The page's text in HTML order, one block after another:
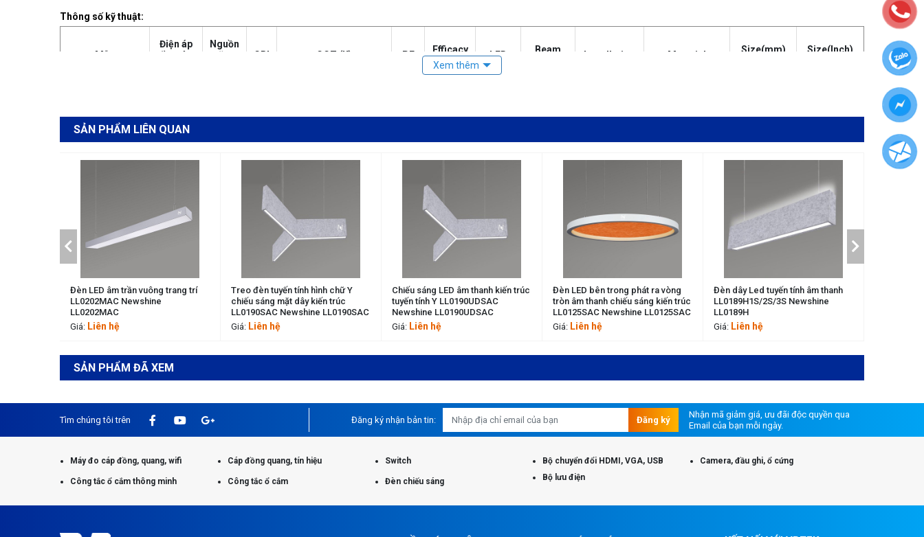
Thông số kỹ thuật:
Mẫu
Điện áp
đầu vào
Nguồn
năng
CRI CCT (K) PF
Efficacy
(LM/W)
LED
Beam
Installation Material
Size(mm)
Size(Inch)
AC120-
277V
50/60Hz
or
3000K/4000K/5000K ≥0.9 105 Osram 120 Suspended
LL0189H2S-1200 36W 53*288*1200 2.1*11.4*47.2
LL0189H3S-1200 36W 53*388*1200
2.1*15.3*47.2
LL0189H1UDS-
277V
50/60Hz
≥80
≥90
105 53*288*1200 2.1*11.4*47.2
LL0189H3UDS-
1200
53*388*1200 2.1*15.3*47.2
SẢN PHẨM LIÊN QUAN
Treo đèn tuyến tính hình chữ Y
chiếu sáng mặt dây kiến trúc
LL0190SAC Newshine LL0190SAC
Giá: Liên hệ
Chiếu sáng LED âm thanh kiến trúc
tuyến tính Y LL0190UDSAC
Newshine LL0190UDSAC
Giá: Liên hệ
Đèn LED bên trong phát ra vòng
tròn âm thanh chiếu sáng kiến trúc
LL0125SAC Newshine LL0125SAC
Giá: Liên hệ
Đèn dây Led tuyến tính âm thanh
LL0189H1S/2S/3S Newshine
LL0189H
Giá: Liên hệ
Đèn LED âm trần vuông trang trí
LL0202SAC Newshine LL0202SAC
Giá: Liên hệ
SẢN PHẨM ĐÃ XEM
Tìm chúng tôi trên Đăng ký nhận bản tin: Đăng ký
Nhận mã giảm giá, ưu đãi độc quyền qua
Email của bạn mỗi ngày.
Máy đo cáp đồng, quang, wifi Cáp đồng quang, tín hiệu Switch Bộ chuyển đổi HDMI, VGA, USB Camera, đầu ghi, ổ cứng
Công tắc ổ cắm thông minh Công tắc ổ cắm Đèn chiếu sáng Bộ lưu điện